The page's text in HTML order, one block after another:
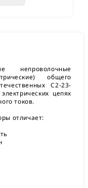
непроволочные
общего
С2-23-
цепях
токов.
отличает: